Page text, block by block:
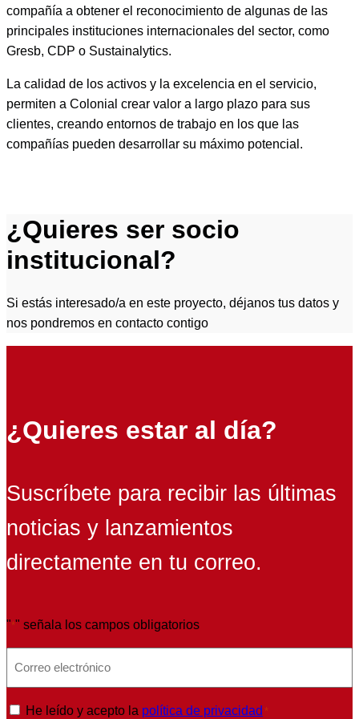
compañía a obtener el reconocimiento de algunas de las
principales instituciones internacionales del sector, como
Gresb, CDP o Sustainalytics.
La calidad de los activos y la excelencia en el servicio,
permiten a Colonial crear valor a largo plazo para sus
clientes, creando entornos de trabajo en los que las
compañías pueden desarrollar su máximo potencial.
¿Quieres ser socio
institucional?
Si estás interesado/a en este proyecto, déjanos tus datos y
nos pondremos en contacto contigo
¿Quieres estar al día?
Suscríbete para recibir las últimas
noticias y lanzamientos
directamente en tu correo.
"*" señala los campos obligatorios
P
He leído y acepto la política de privacidad *